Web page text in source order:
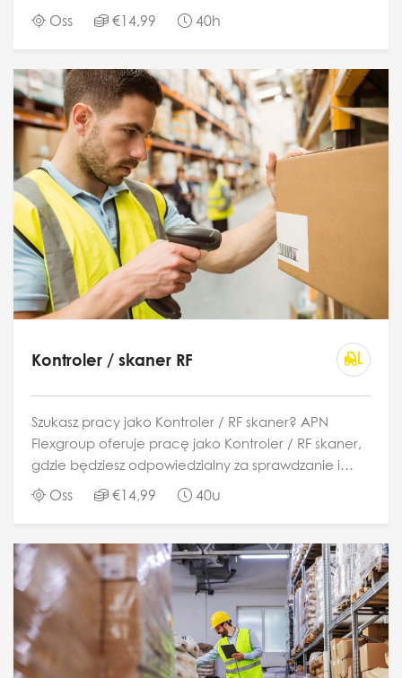
za załadunek i rozładunek towarów w magazynie
Oss €14,99 40h
Kontroler / skaner RF
Szukasz pracy jako Kontroler / RF skaner? APN
Flexgroup oferuje pracę jako Kontroler / RF skaner,
gdzie będziesz odpowiedzialny za sprawdzanie i
skanowanie towarów przychodzących i
wychodzących. Będziesz pracował przy użyciu
Oss €14,99 40u